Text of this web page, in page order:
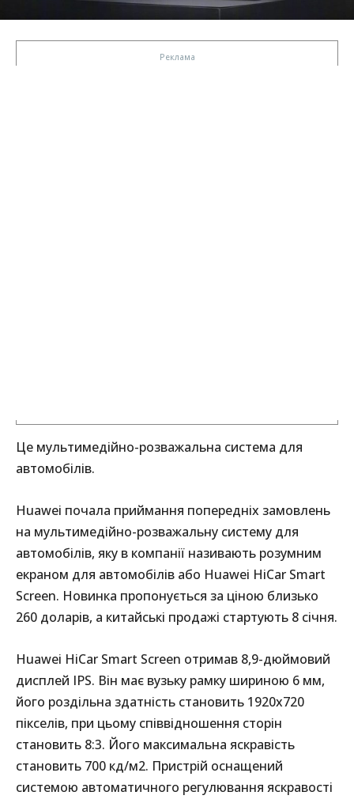
Це мультимедійно-розважальна система для
автомобілів.
Huawei почала приймання попередніх замовлень
на мультимедійно-розважальну систему для
автомобілів, яку в компанії називають розумним
екраном для автомобілів або Huawei HiCar Smart
Screen. Новинка пропонується за ціною близько
260 доларів, а китайські продажі стартують 8 січня.
Huawei HiCar Smart Screen отримав 8,9-дюймовий
дисплей IPS. Він має вузьку рамку шириною 6 мм,
його роздільна здатність становить 1920х720
пікселів, при цьому співвідношення сторін
становить 8:3. Його максимальна яскравість
становить 700 кд/м2. Пристрій оснащений
системою автоматичного регулювання яскравості